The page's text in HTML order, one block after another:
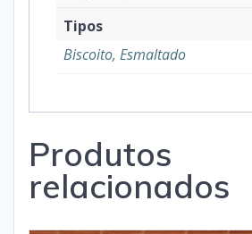
Tipos
Biscoito, Esmaltado
Produtos
relacionados